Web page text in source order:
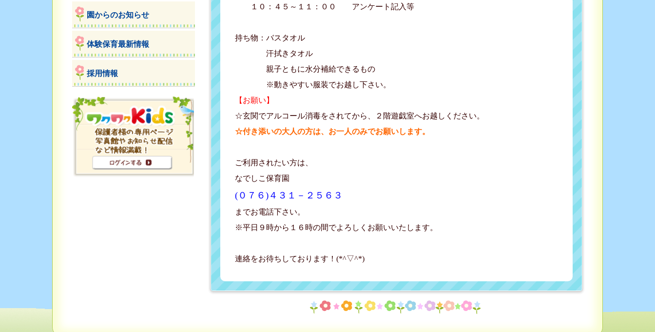
１０：４５～１１：００ アンケート記入等
持ち物：バスタオル
汗拭きタオル
親子ともに水分補給できるもの
※動きやすい服装でお越し下さい。
【お願い】
☆玄関でアルコール消毒をされてから、２階遊戯室へお越しください。
☆付き添いの大人の方は、お一人のみでお願いします。
ご利用されたい方は、
なでしこ保育園
(０７６)４３１－２５６３
までお電話下さい。
※平日９時から１６時の間でよろしくお願いいたします。
連絡をお待ちしております！(*^▽^*)
園からのお知らせ
体験保育最新情報
採用情報